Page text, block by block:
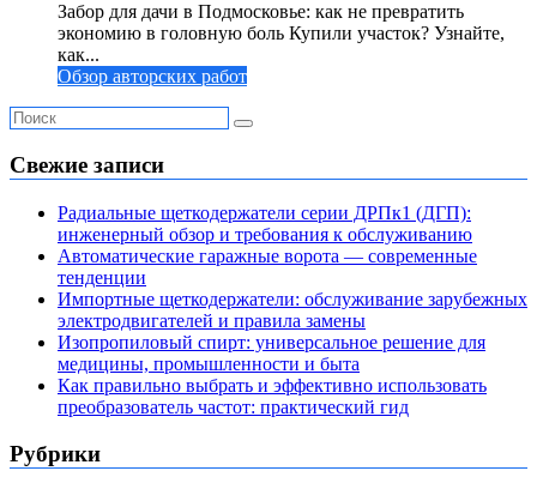
Забор для дачи в Подмосковье: как не превратить
экономию в головную боль Купили участок? Узнайте,
как...
Обзор авторских работ
Свежие записи
Радиальные щеткодержатели серии ДРПк1 (ДГП):
инженерный обзор и требования к обслуживанию
Автоматические гаражные ворота — современные
тенденции
Импортные щеткодержатели: обслуживание зарубежных
электродвигателей и правила замены
Изопропиловый спирт: универсальное решение для
медицины, промышленности и быта
Как правильно выбрать и эффективно использовать
преобразователь частот: практический гид
Рубрики